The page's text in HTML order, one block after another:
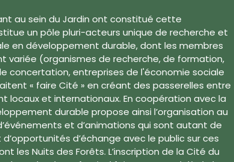
au sein du Jardin ont constitué cette
un pôle pluri-acteurs unique de recherche et
en développement durable, dont les membres
variée (organismes de recherche, de formation,
concertation, entreprises de l'économie sociale
« faire Cité » en créant des passerelles entre
locaux et internationaux. En coopération avec la
durable propose ainsi l’organisation au
et d’animations qui sont autant de
d’échange avec le public sur ces
les Nuits des Forêts. L’inscription de la Cité du